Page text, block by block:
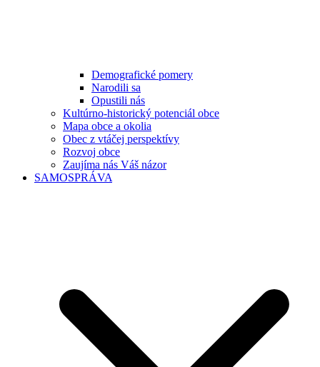
Demografické pomery
Narodili sa
Opustili nás
Kultúrno-historický potenciál obce
Mapa obce a okolia
Obec z vtáčej perspektívy
Rozvoj obce
Zaujíma nás Váš názor
SAMOSPRÁVA